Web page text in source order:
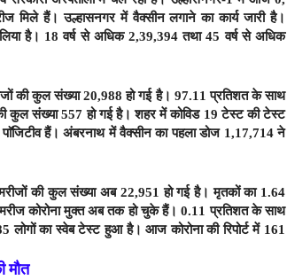
मिले हैं। उल्हासनगर में वैक्सीन लगाने का कार्य जारी है।
है। 18 वर्ष से अधिक 2,39,394 तथा 45 वर्ष से अधिक
की कुल संख्या 20,988 हो गई है। 97.11 प्रतिशत के साथ
कुल संख्या 557 हो गई है। शहर में कोविड 19 टेस्ट की टेस्ट
हैं। अंबरनाथ में वैक्सीन का पहला डोज 1,17,714 ने
मरीजों की कुल संख्या अब 22,951 हो गई है।मृतकों का 1.64
कोरोना मुक्त अब तक हो चुके हैं। 0.11 प्रतिशत के साथ
लोगों का स्वेब टेस्ट हुआ है। आज कोरोना की रिपोर्ट में 161
मौत